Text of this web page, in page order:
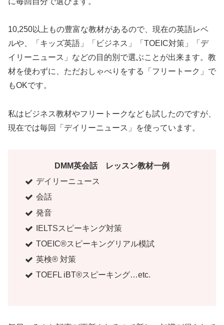
10,250以上もの豊富な教材があるので、現在の英語レベ
ルや、「キッズ英語」「ビジネス」「TOEIC対策」「デ
イリーニュース」などの目的別で選ぶことが出来ます。教
材を使わずに、ただおしゃべりをする「フリートーク」で
もOKです。
私はビジネス教材やフリートークなども試したのですが、
現在では毎回「デイリーニュース」を使っています。
DMM英会話 レッスン教材一例
デイリーニュース
会話
発音
IELTSスピーキング対策
TOEIC®スピーキングリアル模試
英検® 対策
TOEFL iBT®スピーキング…etc.